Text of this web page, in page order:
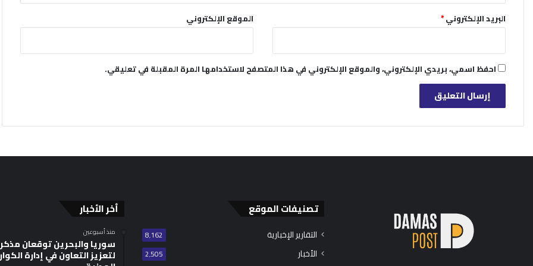
البريد الإلكتروني* الموقع الإلكتروني
احفظ اسمي، بريدي الإلكتروني، والموقع الإلكتروني في هذا المتصفح لاستخدامها المرة المقبلة في تعليقي.
تصنيفات الموقع
التقارير الإخبارية 8٬162
الأخبار 2٬505
أخر الأخبار
منذ أسبوعين
سوريا والبحرين توقعان
لتعزيز التعاون في إدارة